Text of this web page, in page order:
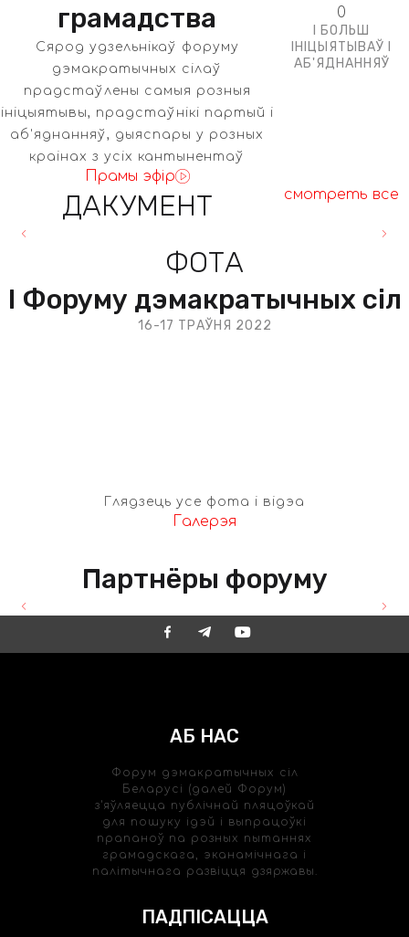
грамадства
Сярод удзельнікаў форуму
дэмакратычных сілаў
прадстаўлены самыя розныя
ініцыятывы, прадстаўнікі партый і
аб'яднанняў, дыяспары у розных
краінах з усіх кантынентаў
Прамы эфір
0
І БОЛЬШ
ІНІЦЫЯТЫВАЎ І
АБ'ЯДНАННЯЎ
ДАКУМЕНТ смотреть все
ФОТА
I Форуму дэмакратычных сіл
16-17 ТРАЎНЯ 2022
Глядзець усе фота і відэа
Галерэя
Партнёры форуму
АБ НАС
Форум дэмакратычных сіл
Беларусі (далей Форум)
з'яўляецца публічнай пляцоўкай
для пошуку ідэй і выпрацоўкі
прапаноў па розных пытаннях
грамадскага, эканамічнага і
палітычнага развіцця дзяржавы.
ПАДПІСАЦЦА